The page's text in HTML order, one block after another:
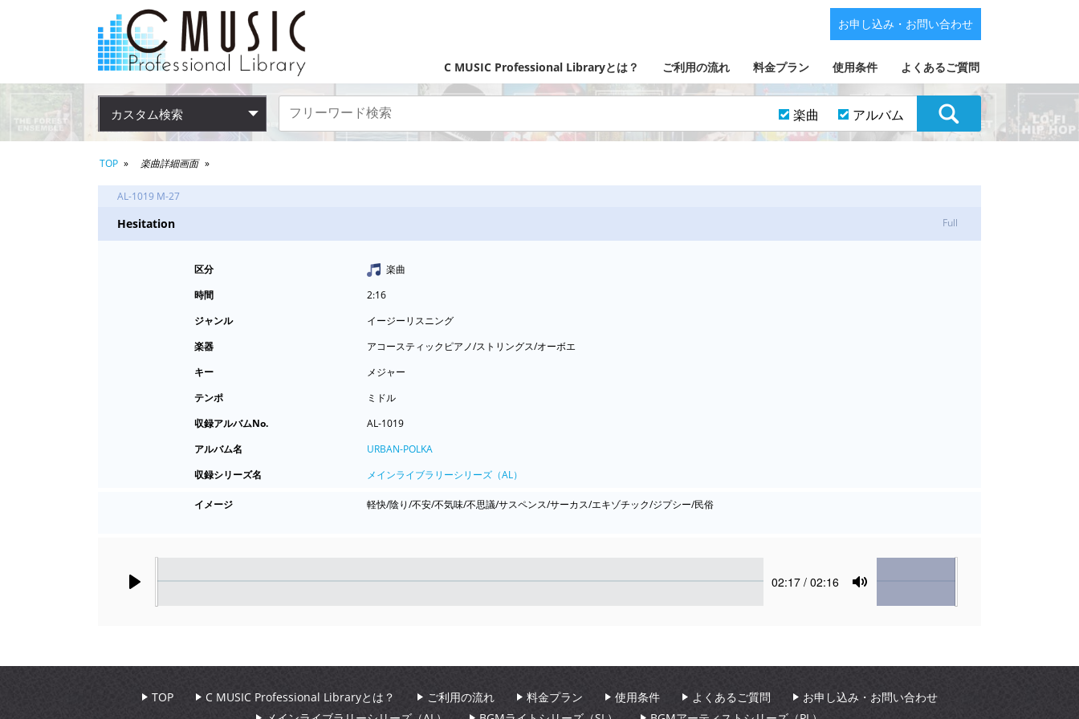
C MUSIC Professional Libraryとは？ ご利用の流れ 料金プラン 使用条件 よくあるご質問
お申し込み・お問い合わせ
カスタム検索 楽曲 アルバム
TOP 楽曲詳細画面
AL-1019 M-27
Hesitation Full
区分
楽曲
時間
2:16
ジャンル
イージーリスニング
楽器
アコースティックピアノ/ストリングス/オーボエ
キー
メジャー
テンポ
ミドル
収録アルバムNo.
AL-1019
アルバム名
URBAN-POLKA
収録シリーズ名
メインライブラリーシリーズ（AL）
イメージ 軽快/陰り/不安/不気味/不思議/サスペンス/サーカス/エキゾチック/ジプシー/民俗
Current
02:17 / 02:16
Mute
Volume
TOP C MUSIC Professional Libraryとは？ ご利用の流れ 料金プラン 使用条件 よくあるご質問
お申し込み・お問い合わせ